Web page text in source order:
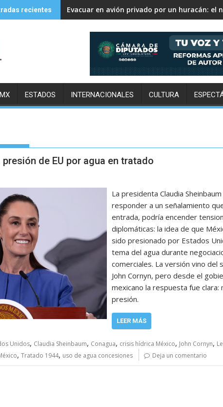
recientes Evacuar en avión privado por un huracán: el
ESTADOS INTERNACIONALES CULTURA
de EU por agua en tratado
La presidenta Claudia
responder a un señalamiento
entrada, podría encender
diplomáticas: la idea de que
sido presionado por Estados
tema del agua durante
comerciales. La versión vino del
John Cornyn, pero desde el
mexicano la respuesta fue clara:
presión.
LEER MÁS
Unidos, Claudia Sheinbaum, Conagua, crisis hídrica México, John Cornyn,
, Tratado 1944, uso de agua concesiones Deja un comentario